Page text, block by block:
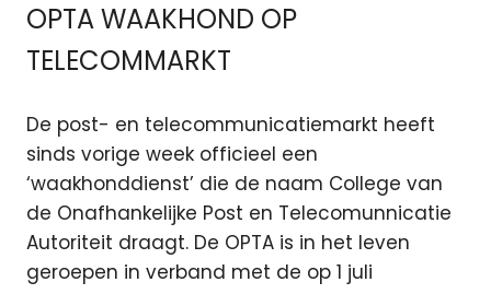
OPTA WAAKHOND OP
TELECOMMARKT
De post- en telecommunicatiemarkt heeft
sinds vorige week officieel een
‘waakhonddienst’ die de naam College van
de Onafhankelijke Post en Telecomunnicatie
Autoriteit draagt. De OPTA is in het leven
geroepen in verband met de op 1 juli